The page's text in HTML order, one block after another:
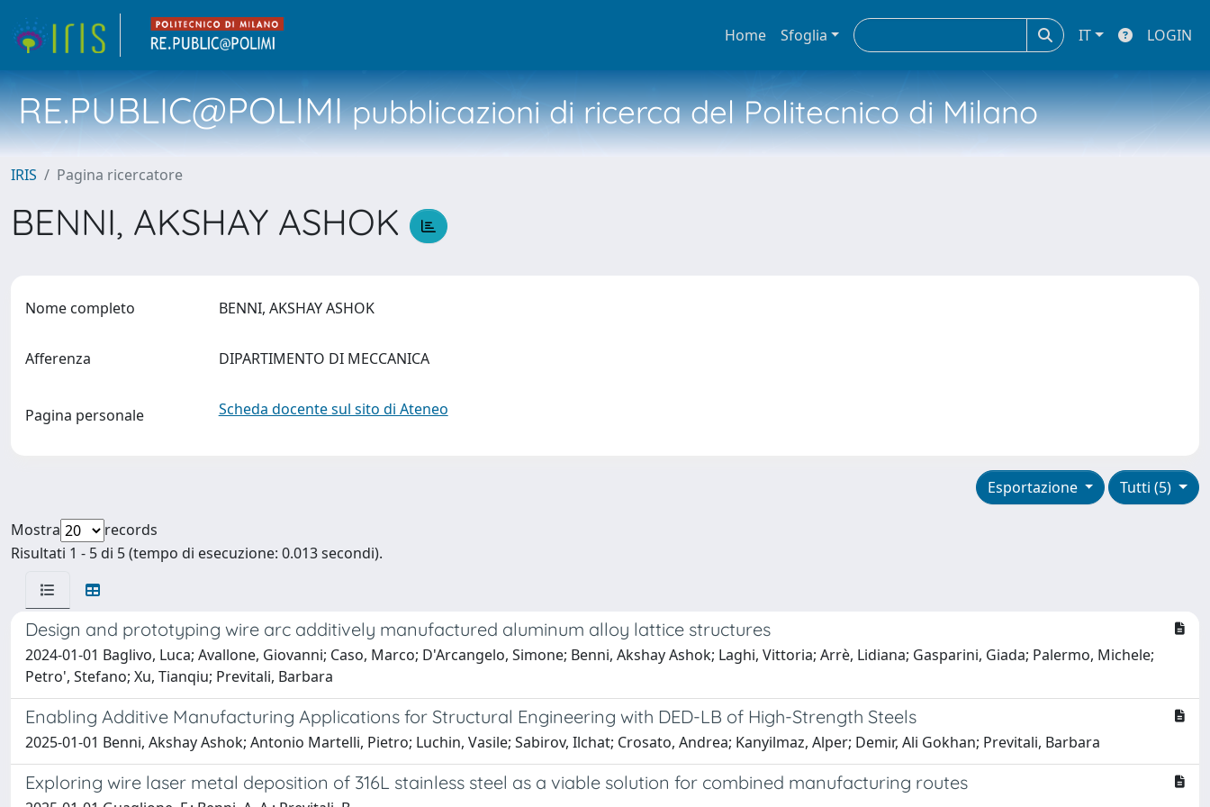
Home Sfoglia IT LOGIN
RE.PUBLIC@POLIMIpubblicazioni di ricerca del Politecnico di Milano
IRIS Pagina ricercatore
BENNI, AKSHAY ASHOK
Nome completo BENNI, AKSHAY ASHOK
Afferenza DIPARTIMENTO DI MECCANICA
Pagina personale Scheda docente sul sito di Ateneo
Tutti (5)
Esportazione
Mostra
records
Risultati 1 - 5 di 5 (tempo di esecuzione: 0.013 secondi).
Design and prototyping wire arc additively manufactured aluminum alloy lattice structures
2024-01-01 Baglivo, Luca; Avallone, Giovanni; Caso, Marco; D'Arcangelo, Simone; Benni, Akshay Ashok; Laghi, Vittoria; Arrè, Lidiana; Gasparini, Giada; Palermo, Michele;
Petro', Stefano; Xu, Tianqiu; Previtali, Barbara
Enabling Additive Manufacturing Applications for Structural Engineering with DED-LB of High-Strength Steels
2025-01-01 Benni, Akshay Ashok; Antonio Martelli, Pietro; Luchin, Vasile; Sabirov, Ilchat; Crosato, Andrea; Kanyilmaz, Alper; Demir, Ali Gokhan; Previtali, Barbara
Exploring wire laser metal deposition of 316L stainless steel as a viable solution for combined manufacturing routes